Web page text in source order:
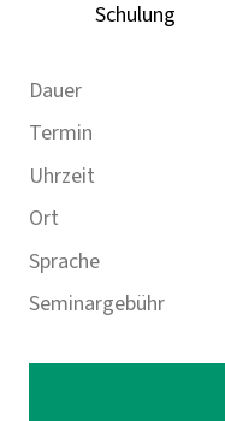
Schulung
Dauer
Termin
Uhrzeit
Ort
Sprache
Seminargebühr